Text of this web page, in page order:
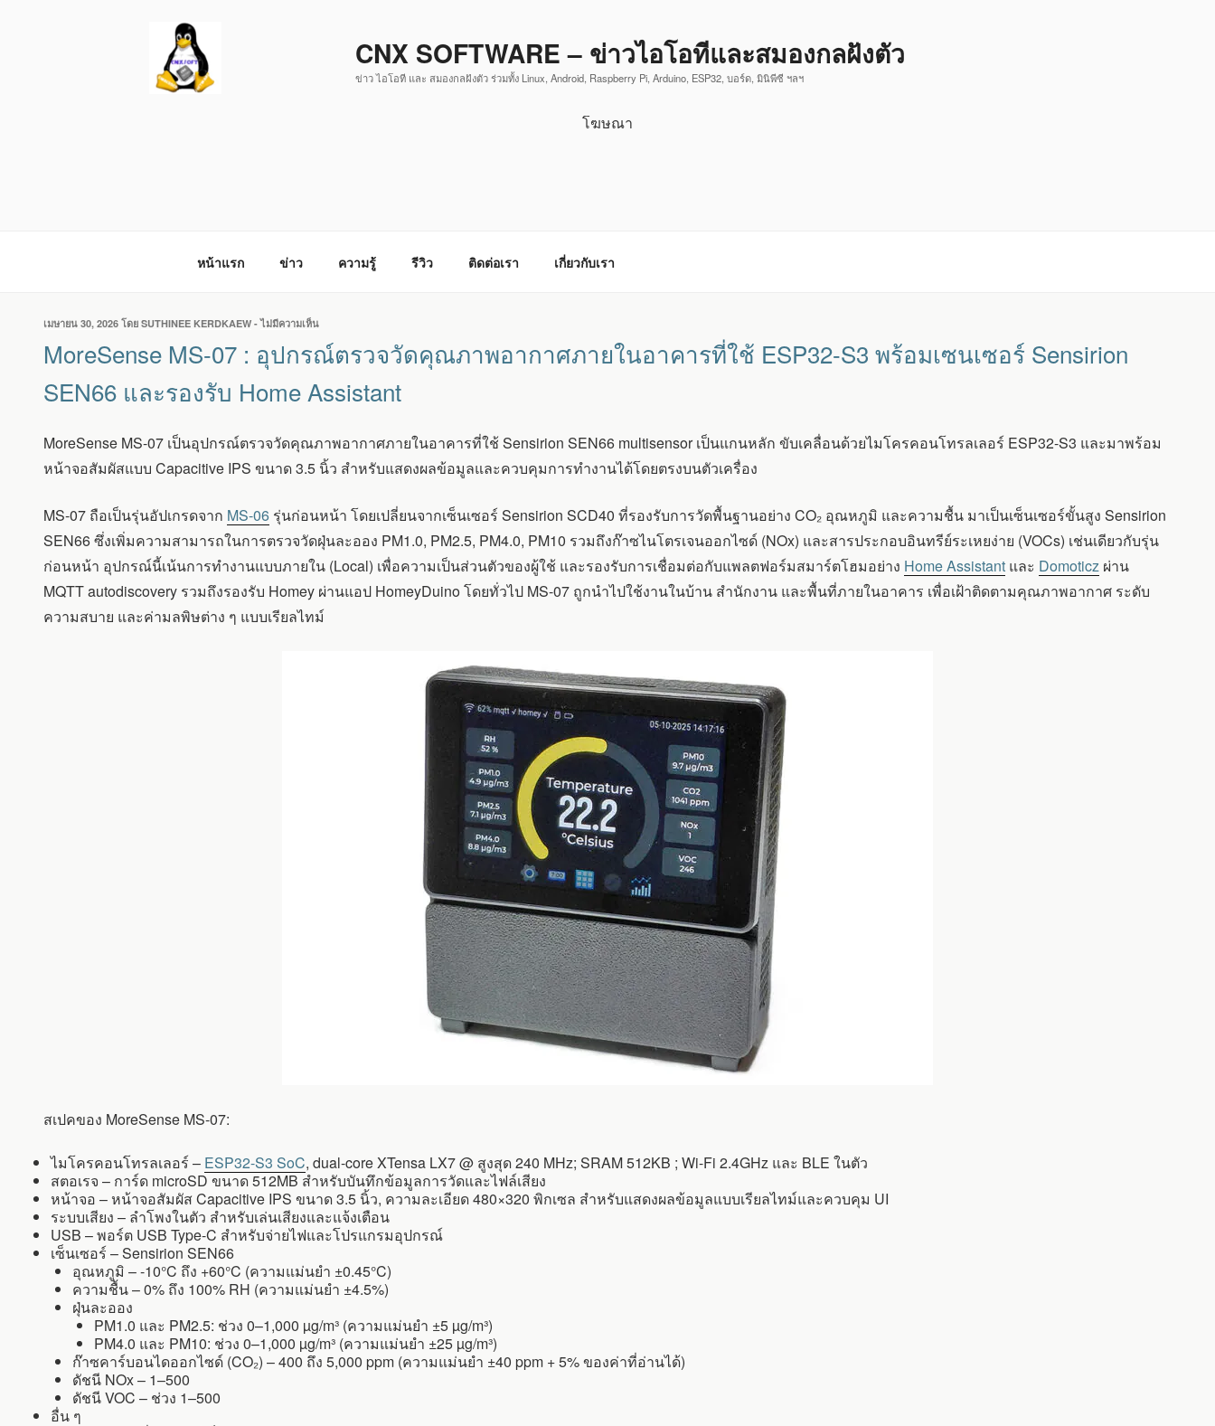
CNX SOFTWARE – ข่าวไอโอทีและสมองกลฝังตัว
ข่าว ไอโอที และ สมองกลฝังตัว ร่วมทั้ง Linux, Android, Raspberry Pi, Arduino, ESP32, บอร์ด, มินิพีซี ฯลฯ
โฆษณา
หน้าแรก ข่าว ความรู้ รีวิว ติดต่อเรา เกี่ยวกับเรา
เขียน
ที่
เมษายน 30, 2026 โดย SUTHINEE KERDKAEW -ไม่มีความเห็น
MORESENSE
MS-
:
วัด
คุณภาพ
อากาศ
อาคาร
ใช้
ESP32-
พร้อม
เซนเซอร์
MoreSense MS-07 : อุปกรณ์ตรวจวัดคุณภาพอากาศภายในอาคารที่ใช้ ESP32-S3 พร้อมเซนเซอร์ Sensirion
SEN66 และรองรับ Home Assistant
MoreSense MS-07 เป็นอุปกรณ์ตรวจวัดคุณภาพอากาศภายในอาคารที่ใช้ Sensirion SEN66 multisensor เป็นแกนหลัก ขับเคลื่อนด้วยไมโครคอนโทรลเลอร์ ESP32-S3 และมาพร้อม
หน้าจอสัมผัสแบบ Capacitive IPS ขนาด 3.5 นิ้ว สำหรับแสดงผลข้อมูลและควบคุมการทำงานได้โดยตรงบนตัวเครื่อง
MS-07 ถือเป็นรุ่นอัปเกรดจาก MS-06 รุ่นก่อนหน้า โดยเปลี่ยนจากเซ็นเซอร์ Sensirion SCD40 ที่รองรับการวัดพื้นฐานอย่าง CO₂ อุณหภูมิ และความชื้น มาเป็นเซ็นเซอร์ขั้นสูง Sensirion
SEN66 ซึ่งเพิ่มความสามารถในการตรวจวัดฝุ่นละออง PM1.0, PM2.5, PM4.0, PM10 รวมถึงก๊าซไนโตรเจนออกไซด์ (NOx) และสารประกอบอินทรีย์ระเหยง่าย (VOCs) เช่นเดียวกับรุ่น
ก่อนหน้า อุปกรณ์นี้เน้นการทำงานแบบภายใน (Local) เพื่อความเป็นส่วนตัวของผู้ใช้ และรองรับการเชื่อมต่อกับแพลตฟอร์มสมาร์ตโฮมอย่าง Home Assistant และ Domoticz ผ่าน
MQTT autodiscovery รวมถึงรองรับ Homey ผ่านแอป HomeyDuino โดยทั่วไป MS-07 ถูกนำไปใช้งานในบ้าน สำนักงาน และพื้นที่ภายในอาคาร เพื่อเฝ้าติดตามคุณภาพอากาศ ระดับ
ความสบาย และค่ามลพิษต่าง ๆ แบบเรียลไทม์
สเปคของ MoreSense MS-07:
ไมโครคอนโทรลเลอร์ – ESP32-S3 SoC, dual-core XTensa LX7 @ สูงสุด 240 MHz; SRAM 512KB ; Wi-Fi 2.4GHz และ BLE ในตัว
สตอเรจ – การ์ด microSD ขนาด 512MB สำหรับบันทึกข้อมูลการวัดและไฟล์เสียง
หน้าจอ – หน้าจอสัมผัส Capacitive IPS ขนาด 3.5 นิ้ว, ความละเอียด 480×320 พิกเซล สำหรับแสดงผลข้อมูลแบบเรียลไทม์และควบคุม UI
ระบบเสียง – ลำโพงในตัว สำหรับเล่นเสียงและแจ้งเตือน
USB – พอร์ต USB Type-C สำหรับจ่ายไฟและโปรแกรมอุปกรณ์
เซ็นเซอร์ – Sensirion SEN66
อุณหภูมิ – -10°C ถึง +60°C (ความแม่นยำ ±0.45°C)
ความชื้น – 0% ถึง 100% RH (ความแม่นยำ ±4.5%)
ฝุ่นละออง
PM1.0 และ PM2.5: ช่วง 0–1,000 µg/m³ (ความแม่นยำ ±5 µg/m³)
PM4.0 และ PM10: ช่วง 0–1,000 µg/m³ (ความแม่นยำ ±25 µg/m³)
ก๊าซคาร์บอนไดออกไซด์ (CO₂) – 400 ถึง 5,000 ppm (ความแม่นยำ ±40 ppm + 5% ของค่าที่อ่านได้)
ดัชนี NOx – 1–500
ดัชนี VOC – ช่วง 1–500
อื่น ๆ